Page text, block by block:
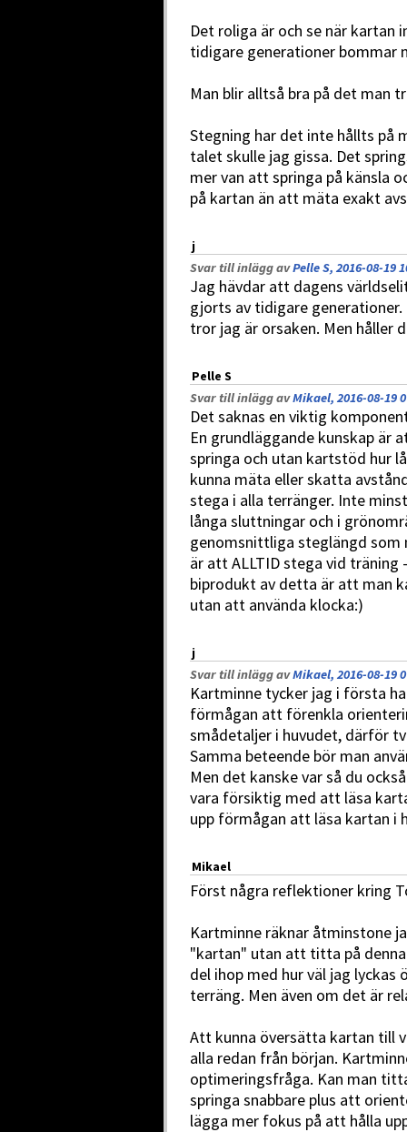
Det roliga är och se när kartan
tidigare generationer bommar
Man blir alltså bra på det man
Stegning har det inte hållts på
talet skulle jag gissa. Det
mer van att springa på känsla
på kartan än att mäta exakt
j
Svar till inlägg avPelle S, 2016-08-19
Jag hävdar att dagens
gjorts av tidigare
tror jag är orsaken. Men håller
Pelle S
Svar till inlägg avMikael, 2016-08-19
Det saknas en viktig
En grundläggande kunskap är
springa och utan kartstöd hur
kunna mäta eller skatta
stega i alla terränger. Inte
långa sluttningar och i
genomsnittliga steglängd som
är att ALLTID stega vid träning
biprodukt av detta är att man
utan att använda klocka:)
j
Svar till inlägg avMikael, 2016-08-19
Kartminne tycker jag i första
förmågan att förenkla
smådetaljer i huvudet, därför
Samma beteende bör man
Men det kanske var så du
vara försiktig med att läsa
upp förmågan att läsa kartan i
Mikael
Först några reflektioner kring
Kartminne räknar åtminstone
"kartan" utan att titta på
del ihop med hur väl jag
terräng. Men även om det är
Att kunna översätta kartan till
alla redan från början.
optimeringsfråga. Kan man
springa snabbare plus att
lägga mer fokus på att hålla